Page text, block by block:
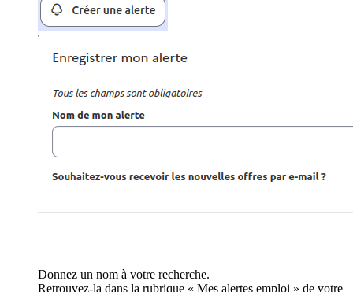
Donnez un nom à votre recherche.
Retrouvez-la dans la rubrique « Mes alertes emploi » de votre